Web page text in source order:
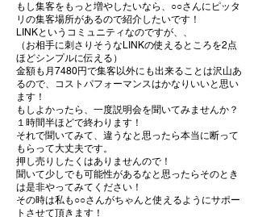
もし集客をもっと増やしたいなら、 ○○さんにピッタ
リの集客場所があるので紹介したいです！
LINKというコミュニティなのですが、​、​
（お相手に刺さりそうなLINKの使えるところを2点
ほどシンプルに伝える）​
金額も月7480円で集客以外にも出来ることは沢山あ
るので、コストパフォーマンスはかなりいいと思い
ます！
もしよかったら、一度説明会を聞いてみませんか？
１時間半ほどで終わります！​
それで聞いてみて、違うなと思ったら本当に断って
もらって大丈夫です。
押し売りしたくはありませんので！
聞いて少しでも可能性があるなと思ったらそのとき
は是非やってみてください！
その時は私も○○さんがちゃんと使えるようにサポー
トさせて頂きます！